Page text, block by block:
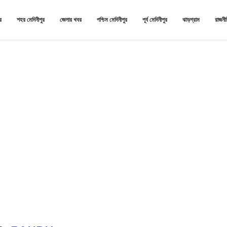
শহর মেদিনীপুর জেলার খবর পশ্চিম মেদিনীপুর পূর্ব মেদিনীপুর ঝাড়গ্রাম